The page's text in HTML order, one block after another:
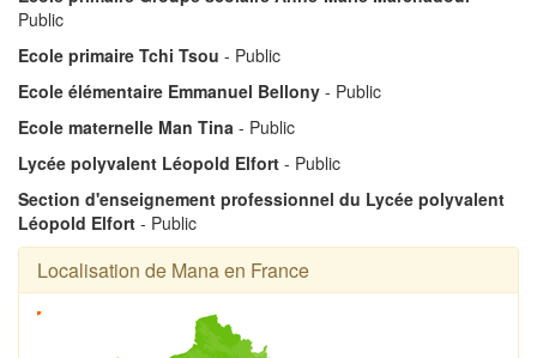
Public
Ecole primaire Tchi Tsou - Public
Ecole élémentaire Emmanuel Bellony - Public
Ecole maternelle Man Tina - Public
Lycée polyvalent Léopold Elfort - Public
Section d'enseignement professionnel du Lycée polyvalent
Léopold Elfort - Public
Localisation de Mana en France